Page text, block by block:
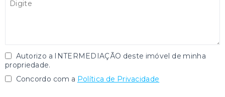
Autorizo a INTERMEDIAÇÃO deste imóvel de minha
propriedade.
Concordo com a Política de Privacidade